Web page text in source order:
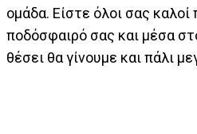
ομάδα. Είστε όλοι σας καλοί
ποδόσφαιρό σας και μέσα
θέσει θα γίνουμε και πάλι